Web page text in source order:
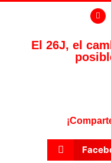
El 26J, el